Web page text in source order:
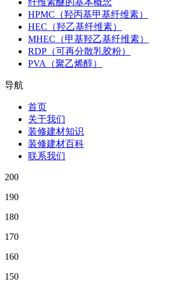
HPMC（羟丙基甲基纤维素）
HEC（羟乙基纤维素）
MHEC（甲基羟乙基纤维素）
RDP（可再分散乳胶粉）
PVA（聚乙烯醇）
导航
首页
关于我们
装修建材知识
装修建材百科
联系我们
200
190
180
170
160
150